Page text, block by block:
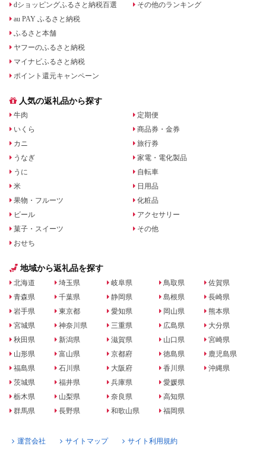
dショッピングふるさと納税百選
au PAY ふるさと納税
ふるさと本舗
ヤフーのふるさと納税
マイナビふるさと納税
ポイント還元キャンペーン
その他のランキング
人気の返礼品から探す
牛肉
いくら
カニ
うなぎ
うに
米
果物・フルーツ
ビール
菓子・スイーツ
おせち
定期便
商品券・金券
旅行券
家電・電化製品
自転車
日用品
化粧品
アクセサリー
その他
地域から返礼品を探す
北海道
青森県
岩手県
宮城県
秋田県
山形県
福島県
茨城県
栃木県
群馬県
埼玉県
千葉県
東京都
神奈川県
新潟県
富山県
石川県
福井県
山梨県
長野県
岐阜県
静岡県
愛知県
三重県
滋賀県
京都府
大阪府
兵庫県
奈良県
和歌山県
鳥取県
島根県
岡山県
広島県
山口県
徳島県
香川県
愛媛県
高知県
福岡県
佐賀県
長崎県
熊本県
大分県
宮崎県
鹿児島県
沖縄県
運営会社 サイトマップ サイト利用規約